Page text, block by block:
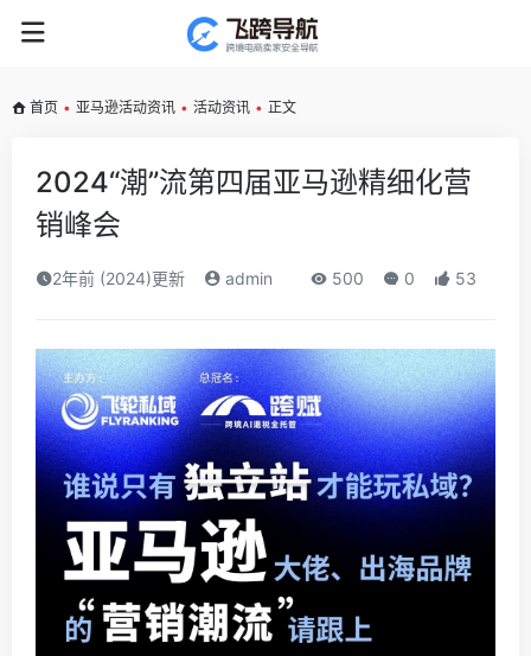
首页 • 亚马逊活动资讯 • 活动资讯 • 正文
2024“潮”流第四届亚马逊精细化营
销峰会
2年前 (2024)更新 admin 500 0 53